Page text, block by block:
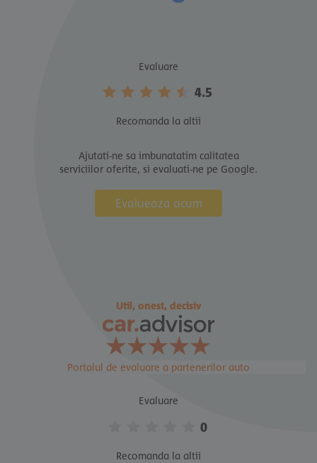
Evaluare
4.5
Recomanda la altii
Ajutati-ne sa imbunatatim calitatea
serviciilor oferite, si evaluati-ne pe Google.
Evalueaza acum
Util, onest, decisiv
Portalul de evaluare a partenerilor auto
Evaluare
0
Recomanda la altii